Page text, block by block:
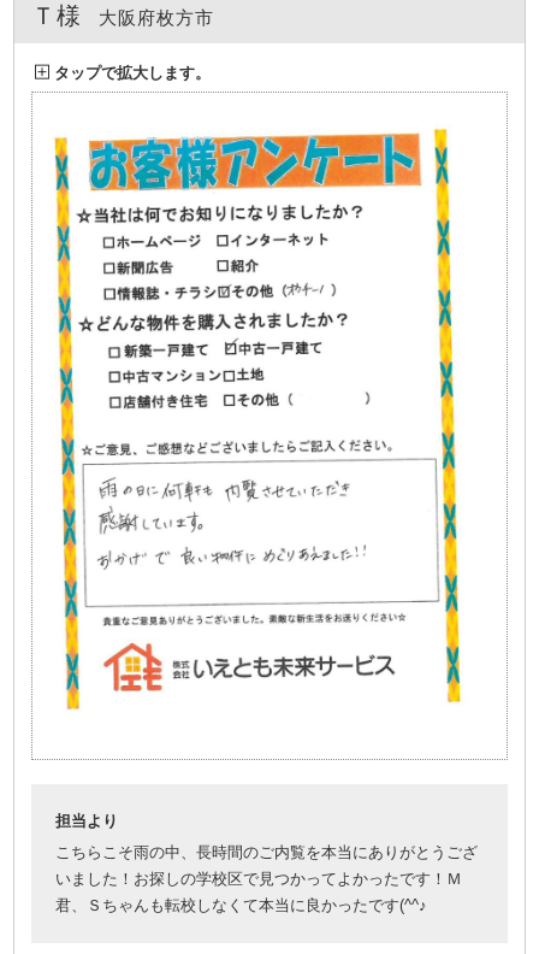
Ｔ様 大阪府枚方市
担当より
こちらこそ雨の中、長時間のご内覧を本当にありがとうござ
いました！お探しの学校区で見つかってよかったです！Ｍ
君、Ｓちゃんも転校しなくて本当に良かったです(^^♪